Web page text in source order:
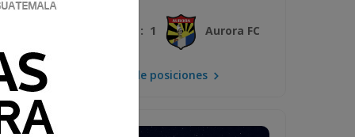
3 : 1 Aurora FC
Mira la tabla de posiciones